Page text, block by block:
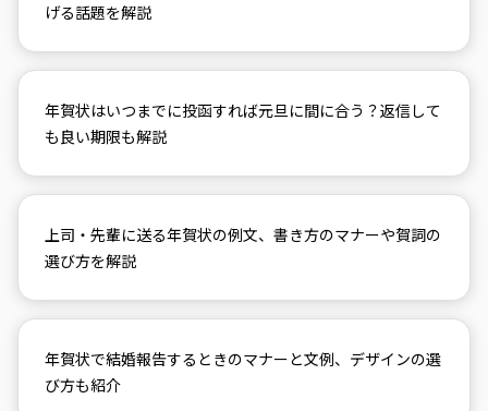
げる話題を解説
年賀状はいつまでに投函すれば元旦に間に合う？返信して
も良い期限も解説
上司・先輩に送る年賀状の例文、書き方のマナーや賀詞の
選び方を解説
年賀状で結婚報告するときのマナーと文例、デザインの選
び方も紹介